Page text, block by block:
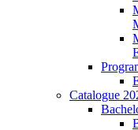
Catalogue